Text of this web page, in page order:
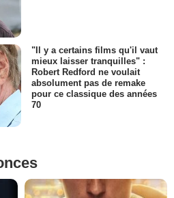
"Il y a certains films qu'il vaut
mieux laisser tranquilles" :
Robert Redford ne voulait
absolument pas de remake
pour ce classique des années
70